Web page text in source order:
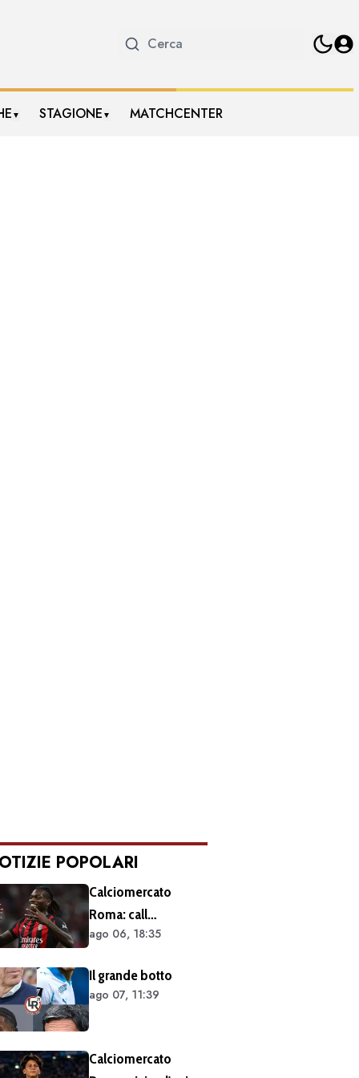
▼ STAGIONE ▼ MATCHCENTER
POPOLARI
Calciomercato
Roma: call
esplorativa tra i
Sul tavolo le
situazioni di Leao e
ago 06, 18:35
Il grande botto
ago 07, 11:39
Calciomercato